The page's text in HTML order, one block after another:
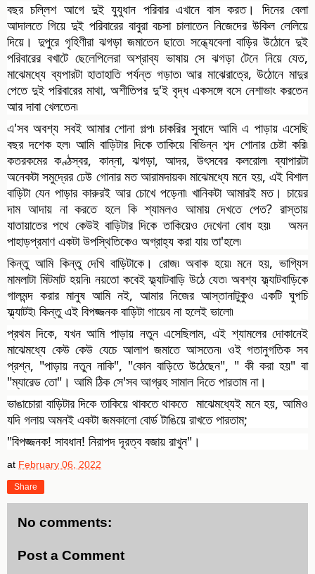
বছর চল্লিশ আগে দুই যুযুধান পরিবার এখানে বাস করত। দিনের বেলা
আদালতে গিয়ে দুই পরিবারের বাবুরা বচসা চালাতেন নিজেদের উকিল লেলিয়ে
দিয়ে। দুপুরে গৃহিণীরা ঝগড়া জমাতেন ছাতে৷ সন্ধ্যেবেলা বাড়ির উঠোনে দুই
পরিবারের বখাটে ছেলেপিলেরা অশ্রাব্য ভাষায় সে ঝগড়া টেনে নিয়ে যেত,
মাঝেমধ্যে ব্যপারটা হাতাহাতি পর্যন্ত গড়াত৷ আর মাঝেরাত্রে, উঠোনে মাদুর
পেতে দুই পরিবারের মাথা, অশীতিপর দু'ই বৃদ্ধ একসঙ্গে বসে নেশাভাং করতেন
আর দাবা খেলতেন৷
এ'সব অবশ্য সবই আমার শোনা গল্প৷ চাকরির সুবাদে আমি এ পাড়ায় এসেছি
বছর দশেক হল৷ আমি বাড়িটার দিকে তাকিয়ে বিভিন্ন শব্দ শোনার চেষ্টা করি৷
কতরকমের কণ্ঠস্বর, কান্না, ঝগড়া, আদর, উৎসবের কলরোল৷ ব্যাপারটা
অনেকটা সমুদ্রের ঢেউ গোনার মত আরামদায়ক৷ মাঝেমধ্যে মনে হয়, এই বিশাল
বাড়িটা যেন পাড়ার কারুরই আর চোখে পড়েনা৷ খানিকটা আমারই মত। চায়ের
দাম আদায় না করতে হলে কি শ্যামলও আমায় দেখতে পেত? রাস্তায়
যাতায়াতের পথে কেউই বাড়িটার দিকে তাকিয়েও দেখেনা বোধ হয়৷   অমন
পাহাড়প্রমাণ একটা উপস্থিতিকেও অগ্রাহ্য করা যায় তা'হলে৷
কিন্তু আমি কিন্তু দেখি বাড়িটাকে। রোজ৷ অবাক হয়ে৷ মনে হয়, ভাগ্যিস
মামলাটা মিটমাট হয়নি৷ নয়তো কবেই ফ্ল্যাটবাড়ি উঠে যেত৷ অবশ্য ফ্ল্যাটবাড়িকে
গালমন্দ করার মানুষ আমি নই, আমার নিজের আস্তানাটুকুও একটি ঘুপচি
ফ্ল্যাটই৷ কিন্তু এই বিপজ্জনক বাড়িটা গায়েব না হলেই ভালো৷
প্রথম দিকে, যখন আমি পাড়ায় নতুন এসেছিলাম, এই শ্যামলের দোকানেই
মাঝেমধ্যে কেউ কেউ যেচে আলাপ জমাতে আসতেন৷ ওই গতানুগতিক সব
প্রশ্ন, "পাড়ায় নতুন নাকি", "কোন বাড়িতে উঠেছেন", " কী করা হয়" বা
"ম্যারেড তো"। আমি ঠিক সে'সব আগ্রহ সামাল দিতে পারতাম না।
ভাঙাচোরা বাড়িটার দিকে তাকিয়ে থাকতে থাকতে  মাঝেমধ্যেই মনে হয়, আমিও
যদি গলায় অমনই একটা জমকালো বোর্ড টাঙিয়ে রাখতে পারতাম;
"বিপজ্জনক! সাবধান! নিরাপদ দূরত্ব বজায় রাখুন"।
at February 06, 2022
Share
No comments:
Post a Comment